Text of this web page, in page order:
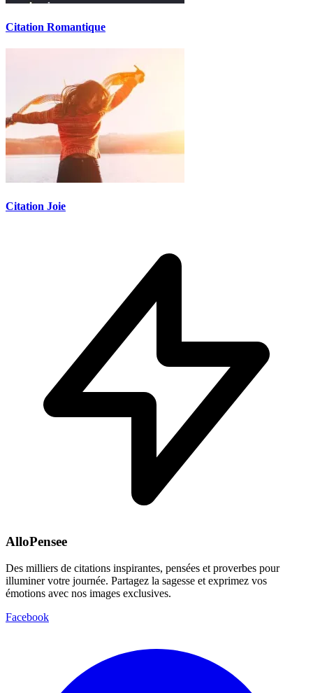
Citation Romantique
Citation Joie
AlloPensee
Des milliers de citations inspirantes, pensées et proverbes pour
illuminer votre journée. Partagez la sagesse et exprimez vos
émotions avec nos images exclusives.
Facebook